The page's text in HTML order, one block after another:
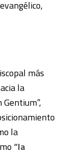
más
la
la
“la